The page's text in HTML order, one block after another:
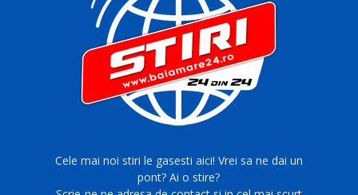
Cele mai noi stiri le gasesti aici! Vrei sa ne dai un
pont? Ai o stire?